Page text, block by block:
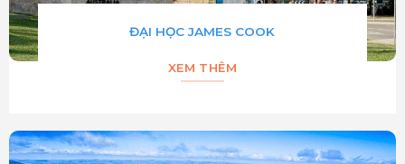
ĐẠI HỌC JAMES COOK
XEM THÊM